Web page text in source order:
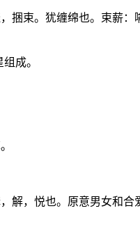
，捆束。犹缠绵也。束薪
成。
解，悦也。原意男女和合